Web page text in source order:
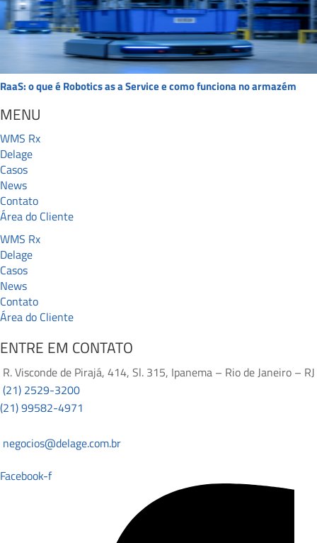
RaaS: o que é Robotics as a Service e como funciona no armazém
MENU
WMS Rx
Delage
Casos
News
Contato
Área do Cliente
WMS Rx
Delage
Casos
News
Contato
Área do Cliente
ENTRE EM CONTATO
R. Visconde de Pirajá, 414, Sl. 315, Ipanema – Rio de Janeiro – RJ
(21) 2529-3200
(21) 99582-4971
negocios@delage.com.br
Facebook-f